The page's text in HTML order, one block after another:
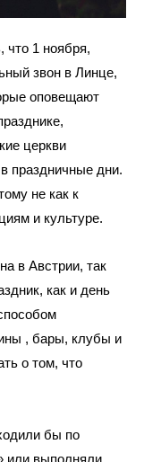
что 1 ноября,
звон в Линце,
оповещают
церкви
праздничные дни.
не как к
и культуре.
в Австрии, так
как и день
, бары, клубы и
о том, что
бы по